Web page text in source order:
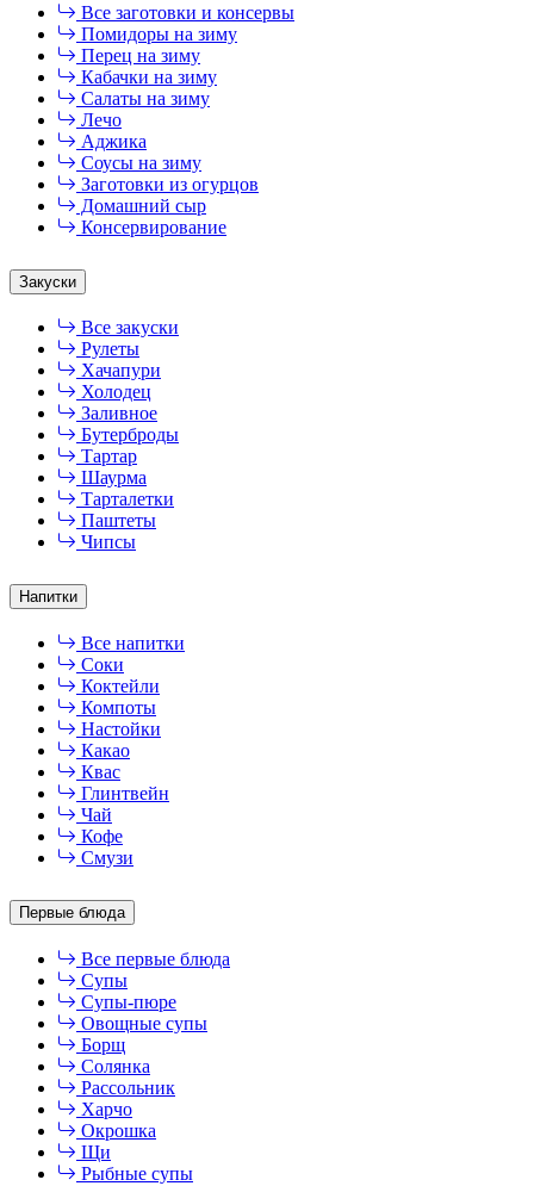
Все заготовки и консервы
Помидоры на зиму
Перец на зиму
Кабачки на зиму
Салаты на зиму
Лечо
Аджика
Соусы на зиму
Заготовки из огурцов
Домашний сыр
Консервирование
Закуски
Все закуски
Рулеты
Хачапури
Холодец
Заливное
Бутерброды
Тартар
Шаурма
Тарталетки
Паштеты
Чипсы
Напитки
Все напитки
Соки
Коктейли
Компоты
Настойки
Какао
Квас
Глинтвейн
Чай
Кофе
Смузи
Первые блюда
Все первые блюда
Супы
Супы-пюре
Овощные супы
Борщ
Солянка
Рассольник
Харчо
Окрошка
Щи
Рыбные супы